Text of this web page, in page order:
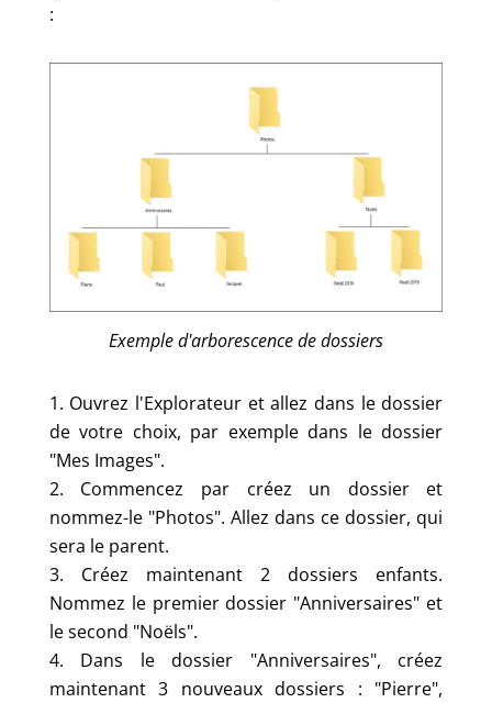
:
Exemple d'arborescence de dossiers
Ouvrez l'Explorateur et allez dans le dossier
de votre choix, par exemple dans le dossier
"Mes Images".
Commencez par créez un dossier et
nommez-le "Photos". Allez dans ce dossier, qui
sera le parent.
Créez maintenant 2 dossiers enfants.
Nommez le premier dossier "Anniversaires" et
le second "Noëls".
Dans le dossier "Anniversaires", créez
maintenant 3 nouveaux dossiers : "Pierre",